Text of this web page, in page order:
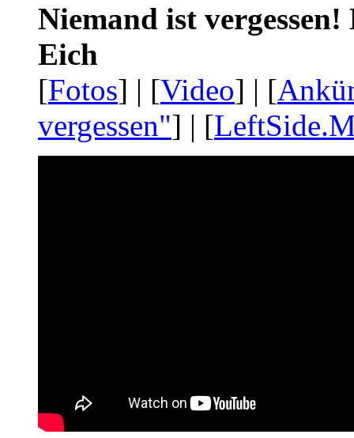
Niemand ist
Eich
[Fotos] | [Video] | [
vergessen"] | [